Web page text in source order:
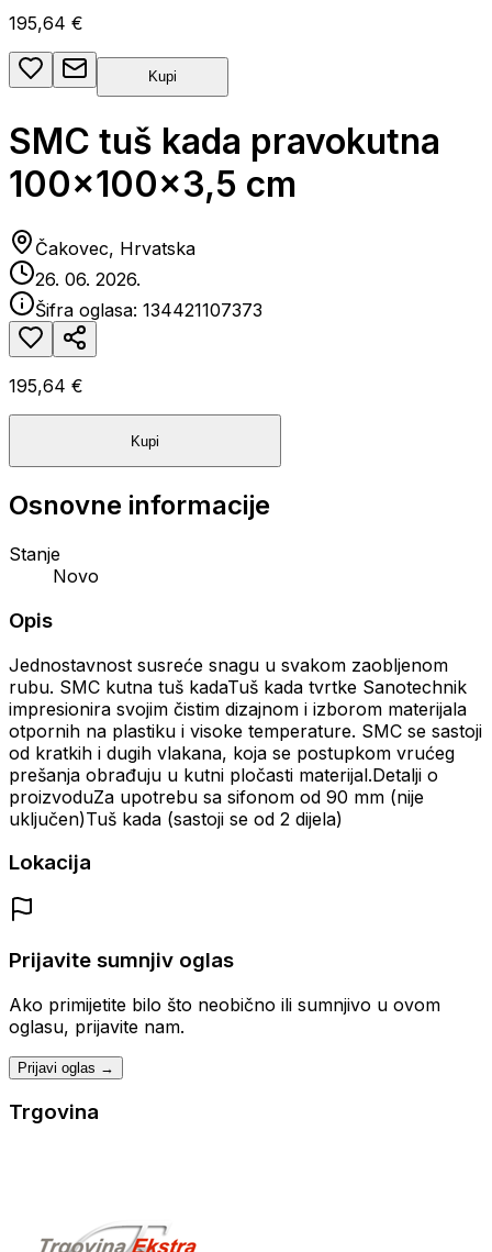
195,64 €
Kupi
SMC tuš kada pravokutna
100x100x3,5 cm
Čakovec, Hrvatska
26. 06. 2026.
Šifra oglasa: 134421107373
195,64 €
Kupi
Osnovne informacije
Stanje
Novo
Opis
Jednostavnost susreće snagu u svakom zaobljenom
rubu. SMC kutna tuš kadaTuš kada tvrtke Sanotechnik
impresionira svojim čistim dizajnom i izborom materijala
otpornih na plastiku i visoke temperature. SMC se sastoji
od kratkih i dugih vlakana, koja se postupkom vrućeg
prešanja obrađuju u kutni pločasti materijal.Detalji o
proizvoduZa upotrebu sa sifonom od 90 mm (nije
uključen)Tuš kada (sastoji se od 2 dijela)
Lokacija
Prijavite sumnjiv oglas
Ako primijetite bilo što neobično ili sumnjivo u ovom
oglasu, prijavite nam.
Prijavi oglas →
Trgovina